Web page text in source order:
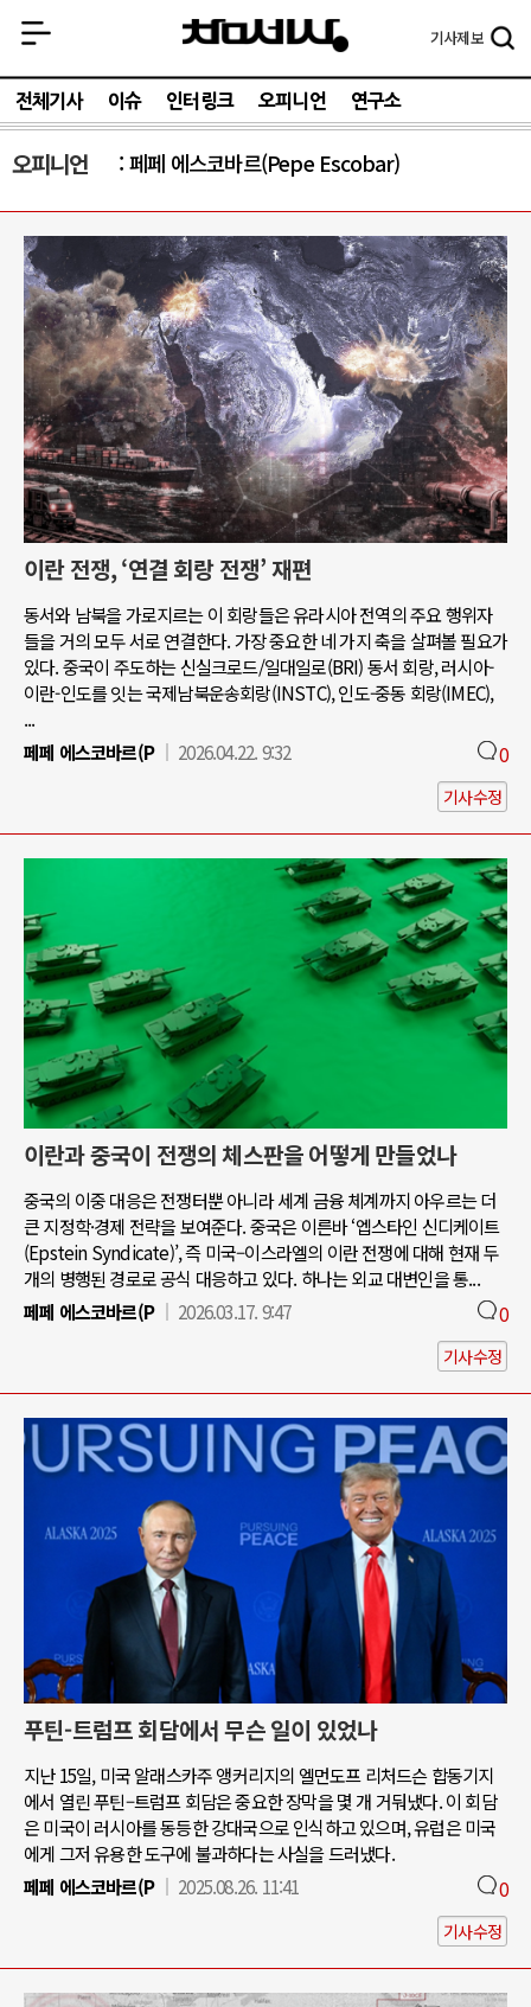
기사제보
전체기사 이슈 인터링크 오피니언 연구소
오피니언 페페 에스코바르(Pepe Escobar)
이란 전쟁, ‘연결 회랑 전쟁’ 재편
동서와 남북을 가로지르는 이 회랑들은 유라시아 전역의 주요 행위자
들을 거의 모두 서로 연결한다. 가장 중요한 네 가지 축을 살펴볼 필요가
있다. 중국이 주도하는 신실크로드/일대일로(BRI) 동서 회랑, 러시아-
이란-인도를 잇는 국제남북운송회랑(INSTC), 인도-중동 회랑(IMEC),
...
페페 에스코바르(P
2026.04.22. 9:32 0
기사수정
이란과 중국이 전쟁의 체스판을 어떻게 만들었나
중국의 이중 대응은 전쟁터뿐 아니라 세계 금융 체계까지 아우르는 더
큰 지정학·경제 전략을 보여준다. 중국은 이른바 ‘엡스타인 신디케이트
(Epstein Syndicate)’, 즉 미국–이스라엘의 이란 전쟁에 대해 현재 두
개의 병행된 경로로 공식 대응하고 있다. 하나는 외교 대변인을 통...
페페 에스코바르(P
2026.03.17. 9:47 0
기사수정
푸틴-트럼프 회담에서 무슨 일이 있었나
지난 15일, 미국 알래스카주 앵커리지의 엘먼도프 리처드슨 합동기지
에서 열린 푸틴–트럼프 회담은 중요한 장막을 몇 개 거둬냈다. 이 회담
은 미국이 러시아를 동등한 강대국으로 인식하고 있으며, 유럽은 미국
에게 그저 유용한 도구에 불과하다는 사실을 드러냈다.
페페 에스코바르(P
2025.08.26. 11:41 0
기사수정